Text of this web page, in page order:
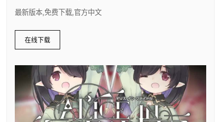
最新版本,免费下载,官方中文
在线下载